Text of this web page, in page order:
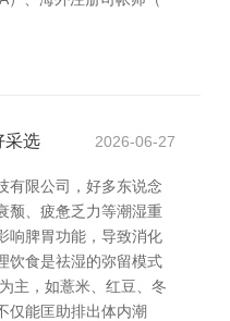
采选 2026-06-27
有限公司，好多东说念
颓、疲惫乏力等潮湿重
响脾胃功能，导致消化
饮食是祛湿的弥留模式
主，如薏米、红豆、冬
仅能匡助排出体内潮